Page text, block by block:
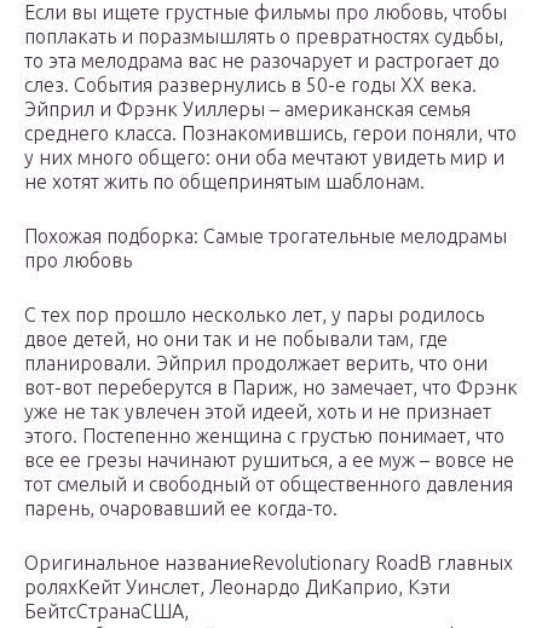
Если вы ищете грустные фильмы про любовь, чтобы
поплакать и поразмышлять о превратностях судьбы,
то эта мелодрама вас не разочарует и растрогает до
слез. События развернулись в 50-е годы ХХ века.
Эйприл и Фрэнк Уиллеры – американская семья
среднего класса. Познакомившись, герои поняли, что
у них много общего: они оба мечтают увидеть мир и
не хотят жить по общепринятым шаблонам.
Похожая подборка: Самые трогательные мелодрамы
про любовь
С тех пор прошло несколько лет, у пары родилось
двое детей, но они так и не побывали там, где
планировали. Эйприл продолжает верить, что они
вот-вот переберутся в Париж, но замечает, что Фрэнк
уже не так увлечен этой идеей, хоть и не признает
этого. Постепенно женщина с грустью понимает, что
все ее грезы начинают рушиться, а ее муж – вовсе не
тот смелый и свободный от общественного давления
парень, очаровавший ее когда-то.
Оригинальное названиеRevolutionary RoadВ главных
роляхКейт Уинслет, Леонардо ДиКаприо, Кэти
БейтсСтранаСША,